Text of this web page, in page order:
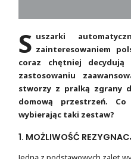
S uszarki
zainteresowaniem
coraz chętniej
zastosowaniu
stworzy z pralką zgrany
domową przestrzeń. Co
wybierając taki zestaw?
1. MOŻLIWOŚĆ